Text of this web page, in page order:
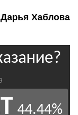
Дарья Хаблова